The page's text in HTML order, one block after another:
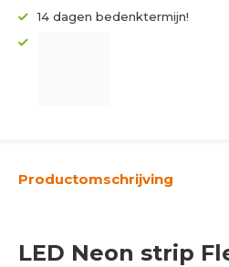
14 dagen bedenktermijn!
Productomschrijving
LED Neon strip